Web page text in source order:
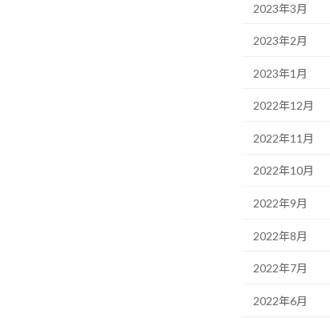
2023年3月
2023年2月
2023年1月
2022年12月
2022年11月
2022年10月
2022年9月
2022年8月
2022年7月
2022年6月